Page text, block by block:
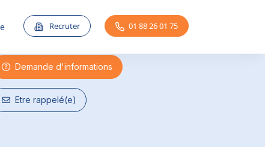
Recruter 01 88 26 01 75
question ?
Demande d'informations
Etre rappelé(e)